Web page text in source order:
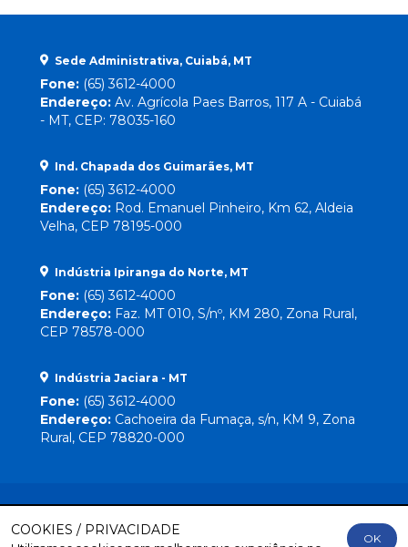
Sede Administrativa, Cuiabá, MT
Fone: (65) 3612-4000
Endereço: Av. Agrícola Paes Barros, 117 A - Cuiabá
- MT, CEP: 78035-160
Ind. Chapada dos Guimarães, MT
Fone: (65) 3612-4000
Endereço: Rod. Emanuel Pinheiro, Km 62, Aldeia
Velha, CEP 78195-000
Indústria Ipiranga do Norte, MT
Fone: (65) 3612-4000
Endereço: Faz. MT 010, S/nº, KM 280, Zona Rural,
CEP 78578-000
Indústria Jaciara - MT
Fone: (65) 3612-4000
Endereço: Cachoeira da Fumaça, s/n, KM 9, Zona
Rural, CEP 78820-000
COOKIES / PRIVACIDADE
OK